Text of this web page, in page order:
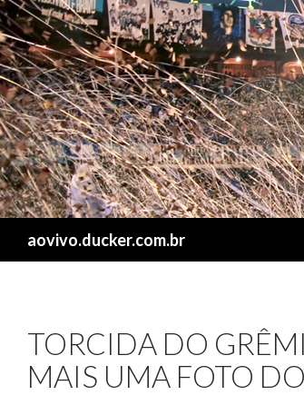
aovivo.ducker.com.br
TORCIDA DO
MAIS UMA FOTO